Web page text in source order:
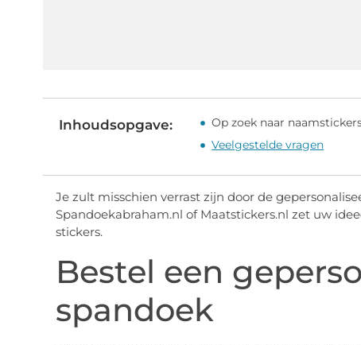
Inhoudsopgave:
Op zoek naar
Veelgestelde vragen
Je zult misschien verrast zijn door de
Spandoekabraham.nl of Maatstickers.nl zet uw
stickers.
Bestel een
spandoek